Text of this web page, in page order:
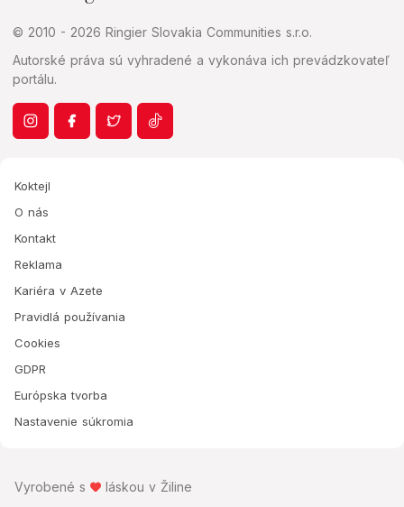
© 2010 - 2026 Ringier Slovakia Communities s.r.o.
Autorské práva sú vyhradené a vykonáva ich prevádzkovateľ
portálu.
Koktejl
O nás
Kontakt
Reklama
Kariéra v Azete
Pravidlá používania
Cookies
GDPR
Európska tvorba
Nastavenie súkromia
Vyrobené s láskou v Žiline